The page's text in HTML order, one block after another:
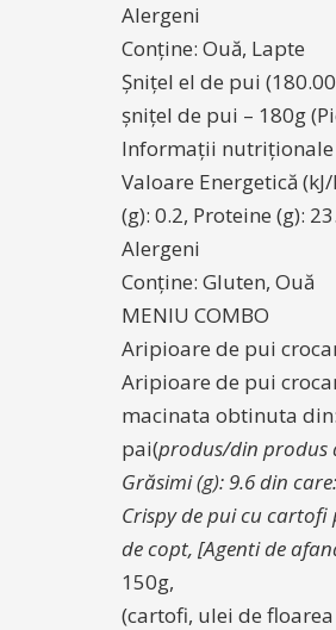
Alergeni
Conține: Ouă, Lapte
Șnițel el de pui
șnițel de pui – 180g
Informații nutriționale
Valoare Energetică
(g): 0.2, Proteine (g):
Alergeni
Conține: Gluten, Ouă
MENIU COMBO
Aripioare de pui
Aripioare de pui
macinata obtinuta
pai(produs/din produs
Grăsimi (g): 9.6 din
Crispy de pui cu cartofi
de copt, [Agenti de
150g,
(cartofi, ulei de